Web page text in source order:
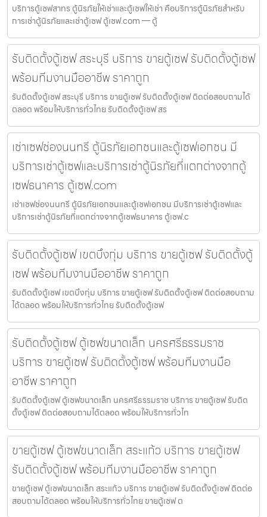
บริการตู้เซฟสาทร ตู้นิรภัยให้เช่าและตู้เซฟให้เช่า คือบริการตู้นิรภัยสำหรับ
การเช่าตู้นิรภัยและเช่าตู้เซฟ ตู้เซฟ.com — ตู้
รับติดตั้งตู้เซฟ สระบุรี บริการ ขายตู้เซฟ รับติดตั้งตู้เซฟ
พร้อมทีมงานมืออาชีพ ราคาถูก
รับติดตั้งตู้เซฟ สระบุรี บริการ ขายตู้เซฟ รับติดตั้งตู้เซฟ ติดต่อสอบถามได้
ตลอด พร้อมให้บริการทั่วไทย รับติดตั้งตู้เซฟ สร
เช่าเซฟช่องนนทรี ตู้นิรภัยเอกชนและตู้เซฟเอกชน มี
บริการเช่าตู้เซฟและบริการเช่าตู้นิรภัยที่แตกต่างจากตู้
เซฟธนาคาร ตู้เซฟ.com
เช่าเซฟช่องนนทรี ตู้นิรภัยเอกชนและตู้เซฟเอกชน มีบริการเช่าตู้เซฟและ
บริการเช่าตู้นิรภัยที่แตกต่างจากตู้เซฟธนาคาร ตู้เซฟ.c
รับติดตั้งตู้เซฟ เขตบึงกุ่ม บริการ ขายตู้เซฟ รับติดตั้งตู้
เซฟ พร้อมทีมงานมืออาชีพ ราคาถูก
รับติดตั้งตู้เซฟ เขตบึงกุ่ม บริการ ขายตู้เซฟ รับติดตั้งตู้เซฟ ติดต่อสอบถาม
ได้ตลอด พร้อมให้บริการทั่วไทย รับติดตั้งตู้เซฟ
รับติดตั้งตู้เซฟ ตู้เซฟขนาดเล็ก นครศรีธรรมราช
บริการ ขายตู้เซฟ รับติดตั้งตู้เซฟ พร้อมทีมงานมือ
อาชีพ ราคาถูก
รับติดตั้งตู้เซฟ ตู้เซฟขนาดเล็ก นครศรีธรรมราช บริการ ขายตู้เซฟ รับติด
ตั้งตู้เซฟ ติดต่อสอบถามได้ตลอด พร้อมให้บริการทั่วไท
ขายตู้เซฟ ตู้เซฟขนาดเล็ก สระแก้ว บริการ ขายตู้เซฟ
รับติดตั้งตู้เซฟ พร้อมทีมงานมืออาชีพ ราคาถูก
ขายตู้เซฟ ตู้เซฟขนาดเล็ก สระแก้ว บริการ ขายตู้เซฟ รับติดตั้งตู้เซฟ ติดต่อ
สอบถามได้ตลอด พร้อมให้บริการทั่วไทย ขายตู้เซฟ ต